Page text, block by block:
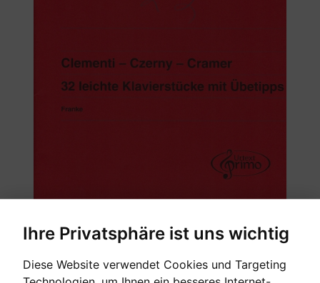
Ihre Privatsphäre ist uns wichtig
Diese Website verwendet Cookies und Targeting